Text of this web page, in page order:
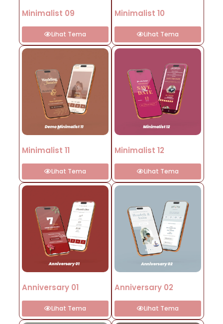
Minimalist 09
Lihat Tema
Minimalist 10
Lihat Tema
Minimalist 11
Lihat Tema
Minimalist 12
Lihat Tema
Anniversary 01
Lihat Tema
Anniversary 02
Lihat Tema